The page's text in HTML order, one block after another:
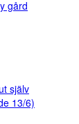
gård
själv
13/6)